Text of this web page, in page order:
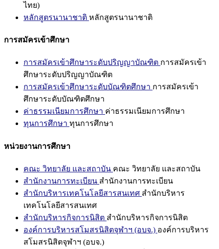
ไทย)
หลักสูตรนานาชาติ หลักสูตรนานาชาติ
การสมัครเข้าศึกษา
การสมัครเข้าศึกษาระดับปริญญาบัณฑิต การสมัครเข้า
ศึกษาระดับปริญญาบัณฑิต
การสมัครเข้าศึกษาระดับบัณฑิตศึกษา การสมัครเข้า
ศึกษาระดับบัณฑิตศึกษา
ค่าธรรมเนียมการศึกษา ค่าธรรมเนียมการศึกษา
ทุนการศึกษา ทุนการศึกษา
หน่วยงานการศึกษา
คณะ วิทยาลัย และสถาบัน คณะ วิทยาลัย และสถาบัน
สำนักงานการทะเบียน สำนักงานการทะเบียน
สำนักบริหารเทคโนโลยีสารสนเทศ สำนักบริหาร
เทคโนโลยีสารสนเทศ
สำนักบริหารกิจการนิสิต สำนักบริหารกิจการนิสิต
องค์การบริหารสโมสรนิสิตจุฬาฯ (อบจ.) องค์การบริหาร
สโมสรนิสิตจุฬาฯ (อบจ.)